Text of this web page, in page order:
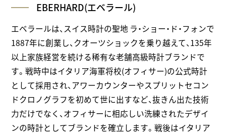
EBERHARD(エベラール)
エベラールは、スイス時計の聖地 ラ・ショー・ド・フォンで
1887年に創業し、クオーツショックを乗り越えて、135年
以上家族経営を続ける稀有な老舗高級時計ブランドで
す。戦時中はイタリア海軍将校(オフィサー)の公式時計
として採用され、アワーカウンターやスプリットセコン
ドクロノグラフを初めて世に出すなど、抜きん出た技術
力だけでなく、オフィサーに相応しい洗練されたデザイ
ンの時計としてブランドを確立します。戦後はイタリア